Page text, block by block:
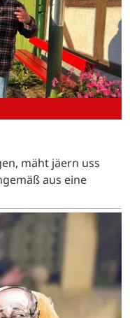
mäht jäern uss
aus eine